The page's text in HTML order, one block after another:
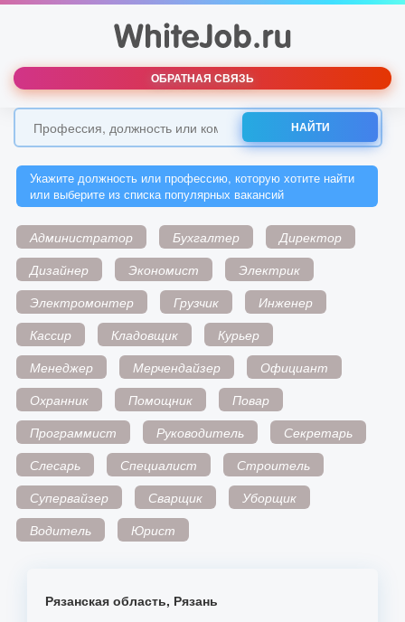
ОБРАТНАЯ СВЯЗЬ
НАЙТИ
Укажите должность или профессию, которую хотите найти
или выберите из списка популярных вакансий
Администратор Бухгалтер
Директор
Дизайнер
Экономист
Электрик
Электромонтер
Грузчик
Инженер
Кассир
Кладовщик
Курьер
Менеджер
Мерчендайзер
Официант
Охранник
Помощник
Повар
Программист
Руководитель
Секретарь
Слесарь
Специалист
Строитель
Супервайзер
Сварщик
Уборщик
Водитель
Юрист
Рязанская область, Рязань